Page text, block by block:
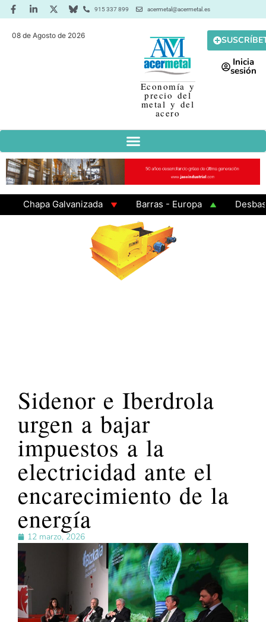
915 337 899 acermetal@acermetal.es
08 de Agosto de 2026
Economía y
precio del
metal y del
acero
Inicia
sesión
Chapa Galvanizada Barras - Europa
Desbaste -
GAMA 3 - Cuadrados 200x200x8
Sidenor e Iberdrola
urgen a bajar
impuestos a la
electricidad ante el
encarecimiento de la
energía
12 marzo, 2026